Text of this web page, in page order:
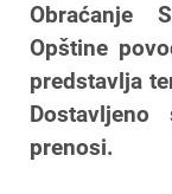
Obraćanje
Opštine
predstavlja
Dostavljeno
prenosi.